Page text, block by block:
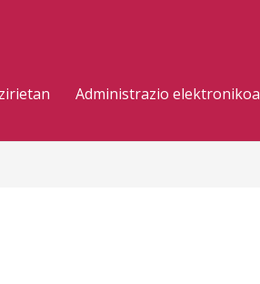
Administrazio elektronikoa